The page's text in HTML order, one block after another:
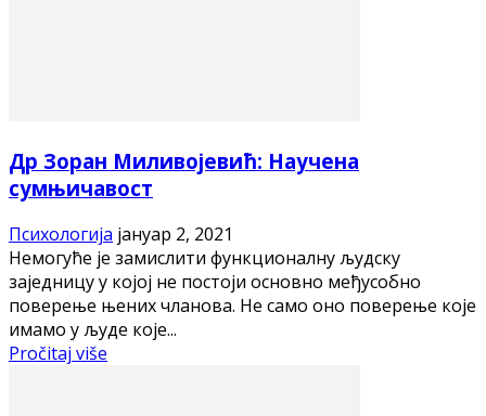
Др Зоран Миливојевић: Научена
сумњичавост
Психологија јануар 2, 2021
Немогуће је замислити функционалну људску
заједницу у којој не постоји основно међусобно
поверење њених чланова. Не само оно поверење које
имамо у људе које...
Pročitaj više